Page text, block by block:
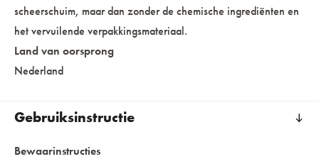
scheerschuim, maar dan zonder de chemische ingrediënten en
het vervuilende verpakkingsmateriaal.
Land van oorsprong
Nederland
Gebruiksinstructie
Bewaarinstructies